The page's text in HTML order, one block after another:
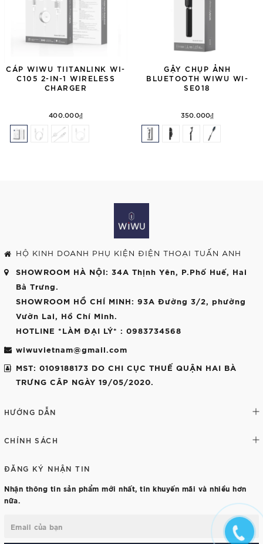
CÁP WIWU TIITANLINK WI-
C105 2-IN-1 WIRELESS
CHARGER
400.000₫
GẬY CHỤP ẢNH
BLUETOOTH WIWU WI-
SE018
350.000₫
HỘ KINH DOANH PHỤ KIỆN ĐIỆN THOẠI TUẤN ANH
SHOWROOM HÀ NỘI: 34A Thịnh Yên, P.Phố Huế, Hai
Bà Trưng.
SHOWROOM HỒ CHÍ MINH: 93A Đường 3/2, phường
Vườn Lai, Hồ Chí Minh.
HOTLINE *LÀM ĐẠI LÝ* : 0983734568
wiwuvietnam@gmail.com
MST: 0109188173 DO CHI CỤC THUẾ QUẬN HAI BÀ
TRƯNG CÂP NGÀY 19/05/2020.
HƯỚNG DẪN
CHÍNH SÁCH
ĐĂNG KÝ NHẬN TIN
Nhận thông tin sản phẩm mới nhất, tin khuyến mãi và nhiều hơn
nữa.